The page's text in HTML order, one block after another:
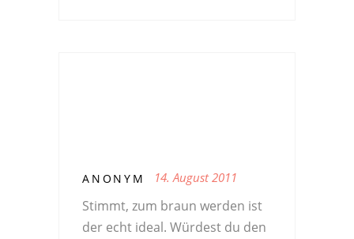
ANONYM 14. August 2011
Stimmt, zum braun werden ist
der echt ideal. Würdest du den